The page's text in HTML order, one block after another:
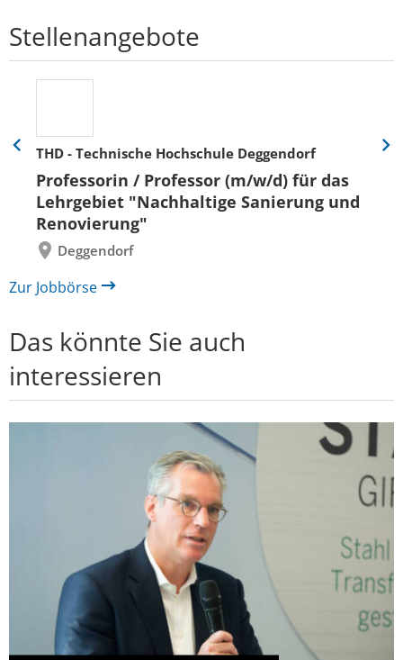
Stellenangebote
THD - Technische Hochschule Deggendorf
Professorin / Professor (m/w/d) für das
Lehrgebiet "Nachhaltige Sanierung und
Renovierung"
Deggendorf
Eine
zurück
Eine
Zur Jobbörse
Das könnte Sie auch
interessieren